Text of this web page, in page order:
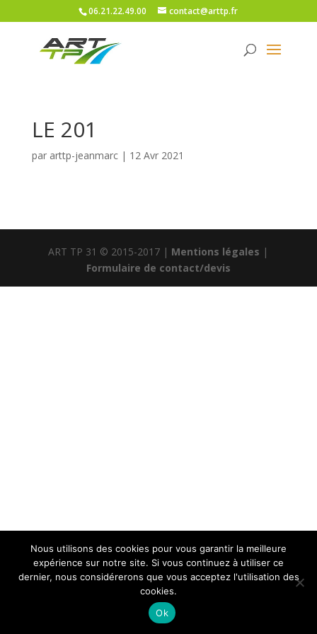
06.21.22.49.00 contact@arttp.fr
LE 201
par arttp-jeanmarc| 12 Avr 2021
ART TP 31 © 2015-2017 | Mentions légales |
Formulaire de contact/devis
Nous utilisons des cookies pour vous garantir la meilleure
expérience sur notre site. Si vous continuez à utiliser ce
dernier, nous considérerons que vous acceptez l'utilisation des
cookies.
Ok